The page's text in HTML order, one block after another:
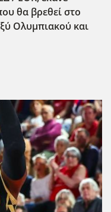
θα βρεθεί στο
Ολυμπιακού και